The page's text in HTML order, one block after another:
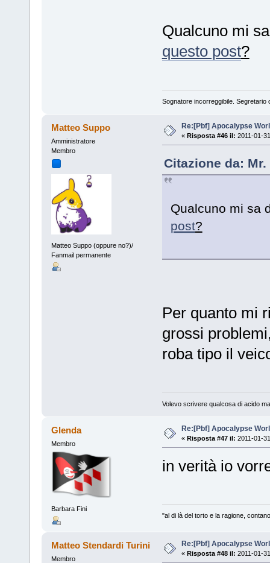
Qualcuno mi
questo post?
Sognatore incorreggibile. Segretario
Matteo Suppo
Amministratore
Membro
Matteo Suppo (oppure no?)/
Fanmail permanente
Re:[Pbf] Apocalypse
« Risposta #46 il: 2011-01-
Citazione da: Mr.
Qualcuno mi sa
post?
Per quanto mi
grossi
roba tipo il
Volevo scrivere qualcosa di acido
Glenda
Membro
Barbara Fini
Re:[Pbf] Apocalypse
« Risposta #47 il: 2011-01-
in verità io
"al di là del torto e la ragione,
Matteo Stendardi Turini
Membro
Re:[Pbf] Apocalypse
« Risposta #48 il: 2011-01-